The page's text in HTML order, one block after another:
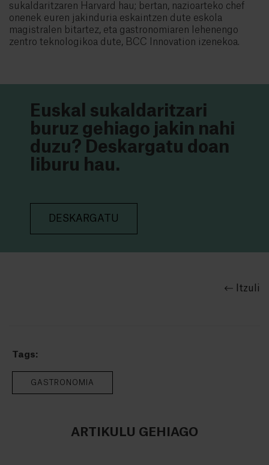
sukaldaritzaren Harvard hau; bertan, nazioarteko chef
onenek euren jakinduria eskaintzen dute eskola
magistralen bitartez, eta gastronomiaren lehenengo
zentro teknologikoa dute, BCC Innovation izenekoa.
Euskal sukaldaritzari
buruz gehiago jakin nahi
duzu? Deskargatu doan
liburu hau.
DESKARGATU
Itzuli
Tags:
GASTRONOMIA
ARTIKULU GEHIAGO